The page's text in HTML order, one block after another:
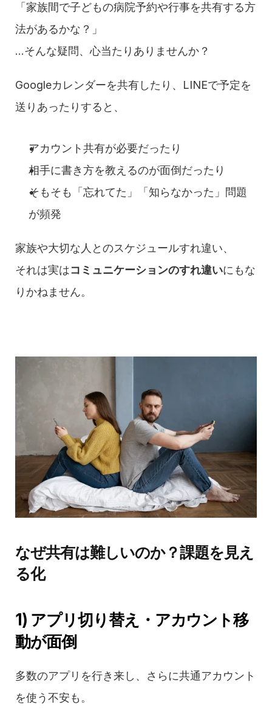
「家族間で子どもの病院予約や行事を共有する方
法があるかな？」
…そんな疑問、心当たりありませんか？
Googleカレンダーを共有したり、LINEで予定を
送りあったりすると、
アカウント共有が必要だったり
相手に書き方を教えるのが面倒だったり
そもそも「忘れてた」「知らなかった」問題
が頻発
家族や大切な人とのスケジュールすれ違い、
それは実はコミュニケーションのすれ違いにもな
りかねません。
なぜ共有は難しいのか？課題を見え
る化
1) アプリ切り替え・アカウント移
動が面倒
多数のアプリを行き来し、さらに共通アカウント
を使う不安も。